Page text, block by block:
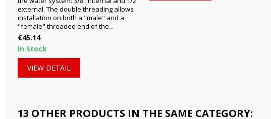
external. The double threading allows
installation on both a "male" and a
"female" threaded end of the...
Price
€45.14
In Stock
VIEW DETAIL
13 OTHER PRODUCTS IN THE SAME CATEGORY: